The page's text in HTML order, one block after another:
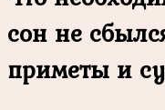
сон не
приметы и